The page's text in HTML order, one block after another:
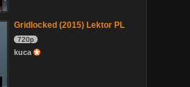
Gridlocked (2015) Lektor PL
720p
kuca